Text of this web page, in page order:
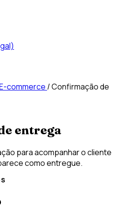
commerce /Confirmação de
entrega
para acompanhar o cliente
como entregue.